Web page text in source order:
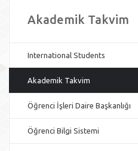
Akademik Takvim
International Students
Akademik Takvim
Öğrenci İşleri Daire Başkanlığı
Öğrenci Bilgi Sistemi